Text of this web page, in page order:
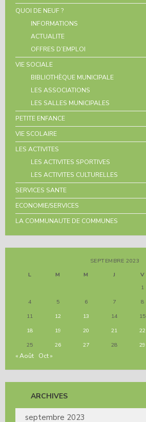
QUOI DE NEUF ?
INFORMATIONS
ACTUALITE
OFFRES D’EMPLOI
VIE SOCIALE
BIBLIOTHÈQUE MUNICIPALE
LES ASSOCIATIONS
LES SALLES MUNICIPALES
PETITE ENFANCE
VIE SCOLAIRE
LES ACTIVITES
LES ACTIVITES SPORTIVES
LES ACTIVITES CULTURELLES
SERVICES SANTE
ECONOMIE/SERVICES
LA COMMUNAUTE DE COMMUNES
SEPTEMBRE 2023
L
M M J V
1
4
5 6 7 8
11
12 13 14 15
18
19 20 21 22
25
26 27 28 29
« Août Oct »
ARCHIVES